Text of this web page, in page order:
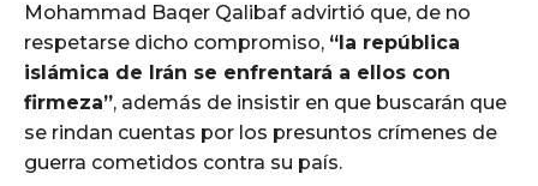
Mohammad Baqer Qalibaf advirtió que, de no
respetarse dicho compromiso, “la república
islámica de Irán se enfrentará a ellos con
firmeza”, además de insistir en que buscarán que
se rindan cuentas por los presuntos crímenes de
guerra cometidos contra su país.